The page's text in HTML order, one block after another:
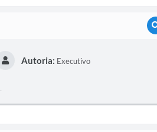
Autoria: Executivo